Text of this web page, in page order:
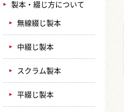
製本・綴じ方について
無線綴じ製本
中綴じ製本
スクラム製本
平綴じ製本